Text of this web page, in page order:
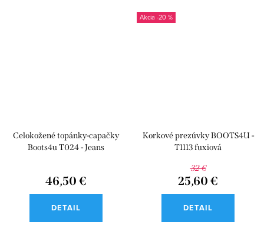
Celokožené topánky-capačky
Boots4u T024 - Jeans
46,50 €
DETAIL
-20 %
Korkové prezúvky BOOTS4U -
T1113 fuxiová
32 €
25,60 €
DETAIL